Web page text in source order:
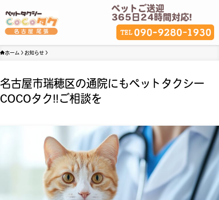
ペットご送迎
365日24時間対応!
ホーム お知らせ
名古屋市瑞穂区の通院にもペットタクシー
COCOタク!!ご相談を